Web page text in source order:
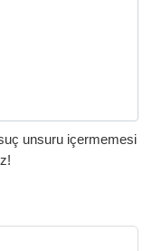
unsuru içermemesi